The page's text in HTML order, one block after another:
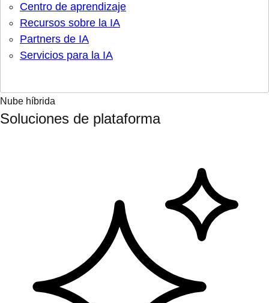
Centro de aprendizaje
Recursos sobre la IA
Partners de IA
Servicios para la IA
Nube híbrida
Soluciones de plataforma